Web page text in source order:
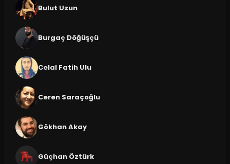
Bulut Uzun
Burgaç Döğüşçü
Celal Fatih Ulu
Ceren Saraçoğlu
Gökhan Akay
Güçhan Öztürk